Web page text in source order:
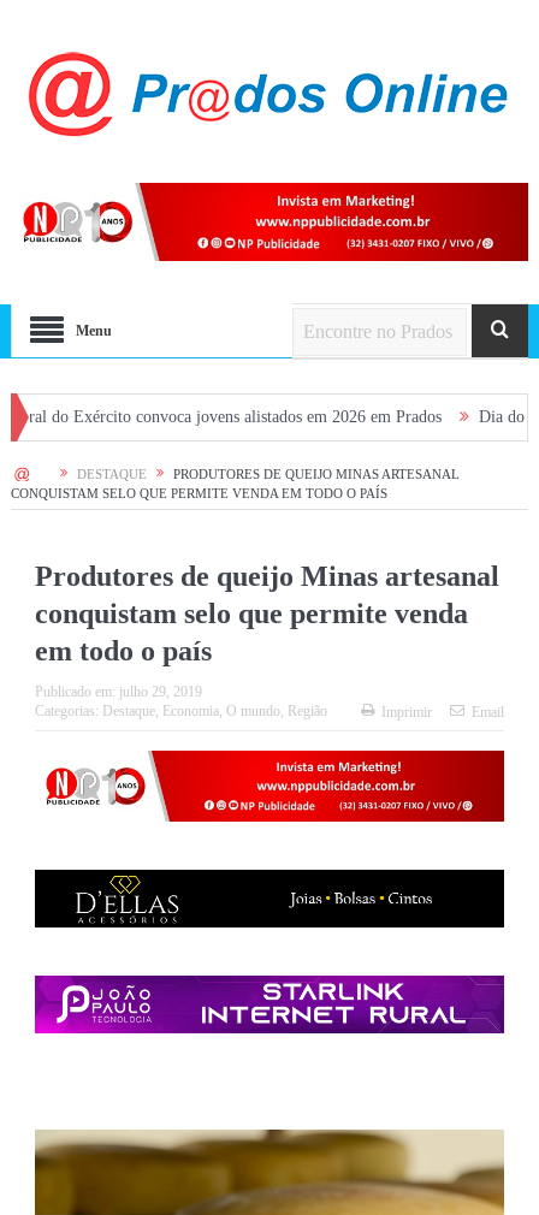
Menu
convoca jovens alistados em 2026 em Prados Dia dos Pais terá fim
HOME DESTAQUE
PRODUTORES DE QUEIJO MINAS ARTESANAL
CONQUISTAM SELO QUE PERMITE VENDA EM TODO O PAÍS
Produtores de queijo Minas artesanal
conquistam selo que permite venda
em todo o país
Publicado em: julho 29, 2019
Categorias: Destaque, Economia, O mundo, Região Imprimir Email